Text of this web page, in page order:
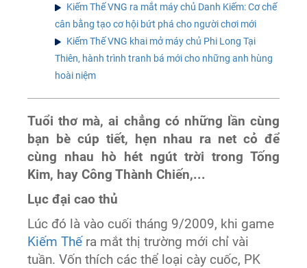
Kiếm Thế VNG ra mắt máy chủ Danh Kiếm: Cơ chế
cân bằng tạo cơ hội bứt phá cho người chơi mới
Kiếm Thế VNG khai mở máy chủ Phi Long Tại
Thiên, hành trình tranh bá mới cho những anh hùng
hoài niệm
Tuổi thơ mà, ai chẳng có những lần cùng
bạn bè cúp tiết, hẹn nhau ra net cỏ để
cùng nhau hò hét ngút trời trong Tống
Kim, hay Công Thành Chiến,...
Lục đại cao thủ
Lúc đó là vào cuối tháng 9/2009, khi game
Kiếm Thế ra mắt thị trường mới chỉ vài
tuần. Vốn thích các thể loại cày cuốc, PK